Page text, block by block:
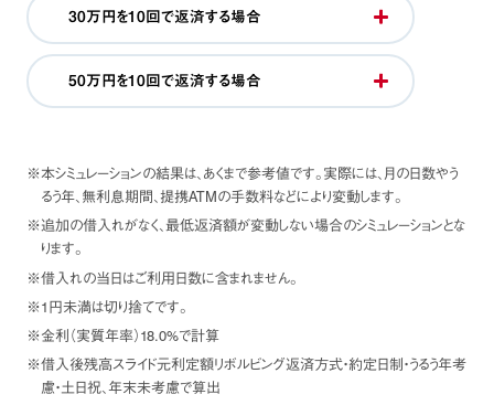
30万円を10回で返済する場合
50万円を10回で返済する場合
※本シミュレーションの結果は、あくまで参考値です。実際には、月の日数やう
るう年、無利息期間、提携ATMの手数料などにより変動します。
※追加の借入れがなく、最低返済額が変動しない場合のシミュレーションとな
ります。
※借入れの当日はご利用日数に含まれません。
※1円未満は切り捨てです。
※金利（実質年率）18.0%で計算
※借入後残高スライド元利定額リボルビング返済方式・約定日制・うるう年考
慮・土日祝、年末未考慮で算出